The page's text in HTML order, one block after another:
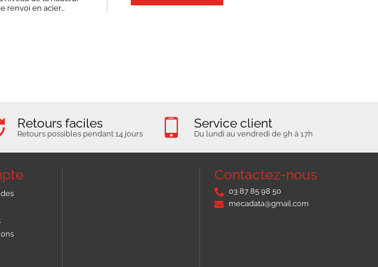
renvoi en acier...
Retours faciles
Retours possibles pendant 14 jours
Service client
Du lundi au vendredi de 9h à 17h
Contactez-nous
03 87 85 98 50
mecadata@gmail.com